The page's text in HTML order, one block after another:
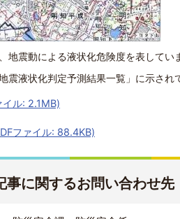
震動による液状化危険度を表してい
液状化判定予測結果一覧」に示され
ル: 2.1MB)
ファイル: 88.4KB)
事に関するお問い合わせ先